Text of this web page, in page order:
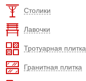
Столики
Лавочки
Тротуарная плитка
Гранитная плитка